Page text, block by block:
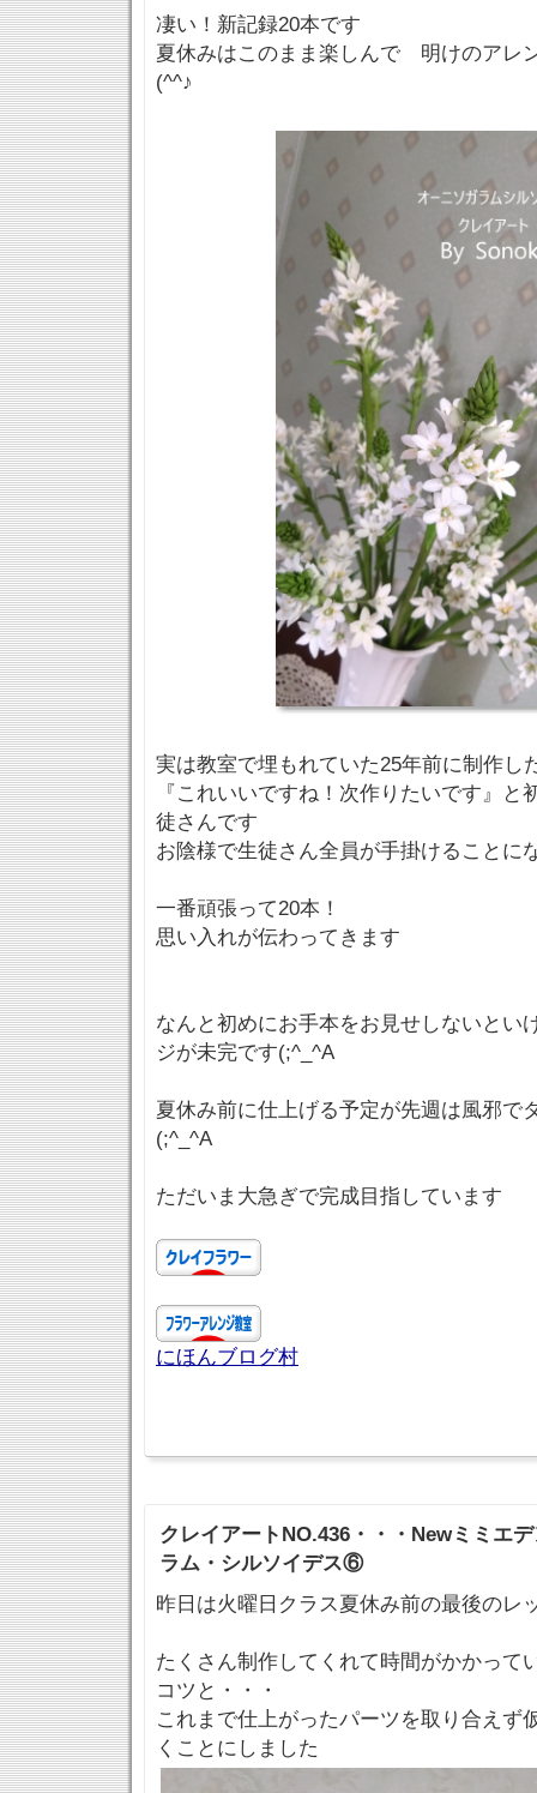
凄い！新記録20本です
夏休みはこのまま楽しんで 明けのアレ
(^^♪
実は教室で埋もれていた25年前に制作し
『これいいですね！次作りたいです』と
徒さんです
お陰様で生徒さん全員が手掛けることに
一番頑張って20本！
思い入れが伝わってきます
なんと初めにお手本をお見せしないと
ジが未完です(;^_^A
夏休み前に仕上げる予定が先週は風邪で
(;^_^A
ただいま大急ぎで完成目指しています
にほんブログ村
クレイアートNO.436・・・Newミミエ
ラム・シルソイデス⑥
昨日は火曜日クラス夏休み前の最後のレ
たくさん制作してくれて時間がかかって
コツと・・・
これまで仕上がったパーツを取り合えず
くことにしました